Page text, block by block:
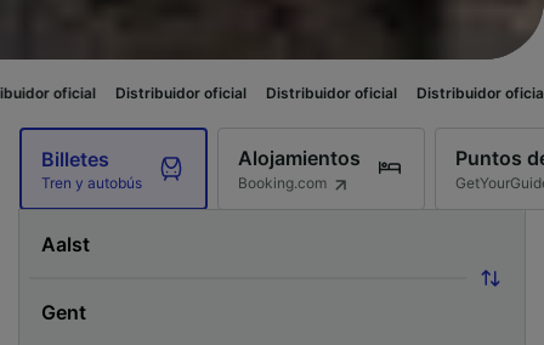
Distribuidor oficial Distribuidor oficial Distribuidor oficial Distribuidor
Billetes
Tren y autobús
Alojamientos
Booking.com
Puntos